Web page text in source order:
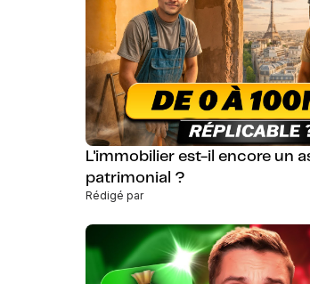
L'immobilier est-il encore un
patrimonial ?
Rédigé par